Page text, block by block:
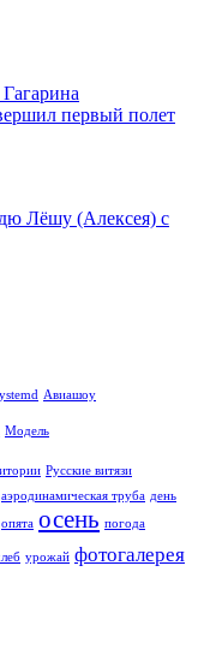
первый полет
Лёшу (Алексея) с
Авиашоу
Модель
Русские витязи
аэродинамическая труба день
опята осень погода
урожай фотогалерея